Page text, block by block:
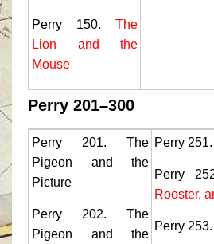
Perry 150. The
Lion and the
Mouse
Perry 201–300
Perry 201. The
Pigeon and the
Picture
Perry 202. The
Pigeon and the
Perry
Perry
Rooster,
Perry